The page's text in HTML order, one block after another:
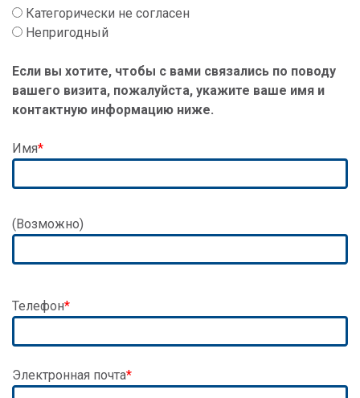
Категорически не согласен
Непригодный
Если вы хотите, чтобы с вами связались по поводу
вашего визита, пожалуйста, укажите ваше имя и
контактную информацию ниже.
Имя
Адрес
(Возможно)
Телефон
Электронная почта